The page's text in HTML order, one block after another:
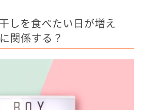
しを食べたい日が増え
関係する？